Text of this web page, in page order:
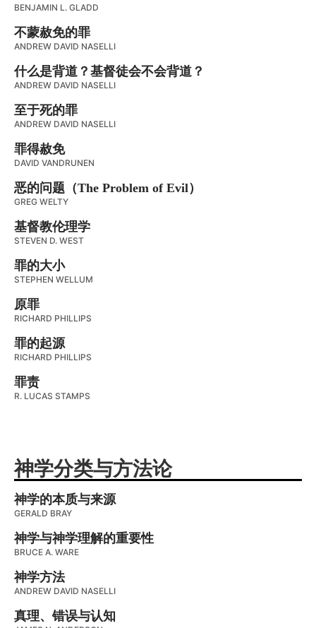
BENJAMIN L. GLADD
不蒙赦免的罪
ANDREW DAVID NASELLI
什么是背道？基督徒会不会背道？
ANDREW DAVID NASELLI
至于死的罪
ANDREW DAVID NASELLI
罪得赦免
DAVID VANDRUNEN
恶的问题（The Problem of Evil）
GREG WELTY
基督教伦理学
STEVEN D. WEST
罪的大小
STEPHEN WELLUM
原罪
RICHARD PHILLIPS
罪的起源
RICHARD PHILLIPS
罪责
R. LUCAS STAMPS
神学分类与方法论
神学的本质与来源
GERALD BRAY
神学与神学理解的重要性
BRUCE A. WARE
神学方法
ANDREW DAVID NASELLI
真理、错误与认知